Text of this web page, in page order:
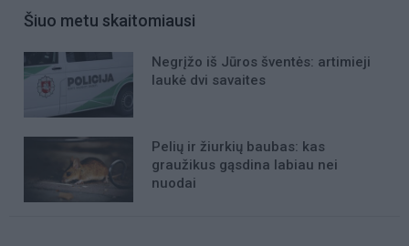
Šiuo metu skaitomiausi
Negrįžo iš Jūros šventės: artimieji
laukė dvi savaites
Pelių ir žiurkių baubas: kas
graužikus gąsdina labiau nei
nuodai